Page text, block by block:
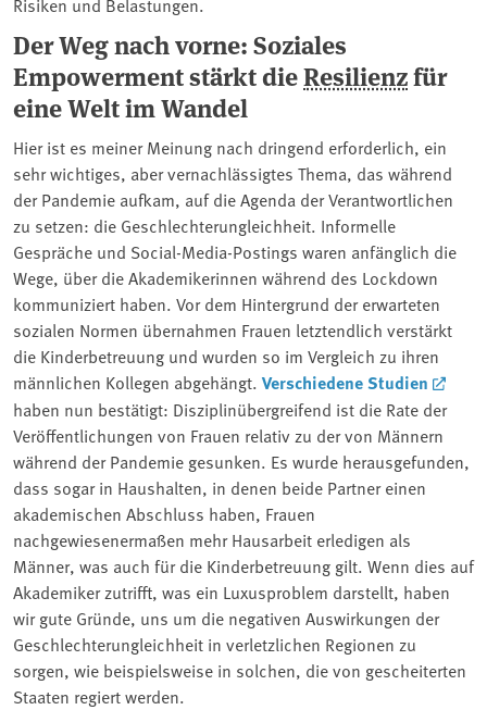
Der Weg nach vorne: Soziales
Empowerment stärkt dieResilienzfür
eine Welt im Wandel
Hier ist es meiner Meinung nach dringend erforderlich, ein
sehr wichtiges, aber vernachlässigtes Thema, das während
der Pandemie aufkam, auf die Agenda der Verantwortlichen
zu setzen: die Geschlechterungleichheit. Informelle
Gespräche und Social-Media-Postings waren anfänglich die
Wege, über die Akademikerinnen während des Lockdown
kommuniziert haben. Vor dem Hintergrund der erwarteten
sozialen Normen übernahmen Frauen letztendlich verstärkt
die Kinderbetreuung und wurden so im Vergleich zu ihren
männlichen Kollegen abgehängt. Verschiedene Studien
haben nun bestätigt: Disziplinübergreifend ist die Rate der
Veröffentlichungen von Frauen relativ zu der von Männern
während der Pandemie gesunken. Es wurde herausgefunden,
dass sogar in Haushalten, in denen beide Partner einen
akademischen Abschluss haben, Frauen
nachgewiesenermaßen mehr Hausarbeit erledigen als
Männer, was auch für die Kinderbetreuung gilt. Wenn dies auf
Akademiker zutrifft, was ein Luxusproblem darstellt, haben
wir gute Gründe, uns um die negativen Auswirkungen der
Geschlechterungleichheit in verletzlichen Regionen zu
sorgen, wie beispielsweise in solchen, die von gescheiterten
Staaten regiert werden.